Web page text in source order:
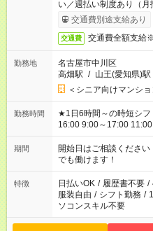
い／週払い制度あり（
完了次第のお支払いとな
交通費別途支給あり
交通費 交通費全額支給
勤務地
名古屋市中川区
高畑駅 / 山王(愛知県)駅
＜シニア向けマンショ
勤務時間
★1日6時間～の時短シフトOK ★スタート時間選べま
16:00 9:00～17:00 11:00～
場合、他のお仕事と合
ん ※法令に基づき、週
となります ※労働者派遣
短時間・短期間の就業
期間
開始日はご相談くださ
でも働けます！
特徴 日払いOK / 履歴書不要 /
服装自由 / シフト勤務 /
ソコンスキル不要